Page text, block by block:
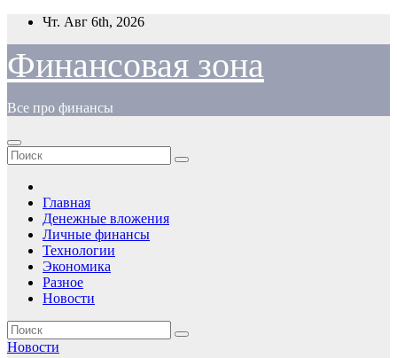
Перейти
содержимому
Чт. Авг 6th, 2026
Финансовая зона
Все про финансы
Главная
Денежные вложения
Личные финансы
Технологии
Экономика
Разное
Новости
Новости